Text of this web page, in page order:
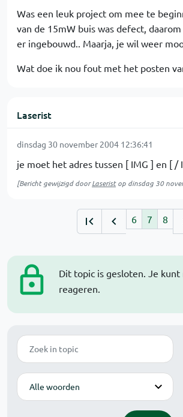
Dit topic is gesloten. Je
reageren.
Zoek
Modus
Was een leuk project om mee te
van de 15mW buis was defect,
er ingebouwd.. Maarja, je wil weer
Wat doe ik nou fout met het posten
Laserist
dinsdag 30 november 2004 12:36:41
je moet het adres tussen [ IMG ] en [ /
[Bericht gewijzigd doorLaseristop dinsdag 30
6 7 8